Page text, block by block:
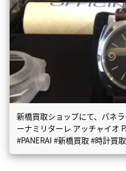
新橋買取ショップにて、パネ
ーナミリターレ アッチャイオ
#PANERAI #新橋買取 #時計買